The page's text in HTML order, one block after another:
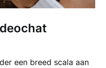
een breed scala aan